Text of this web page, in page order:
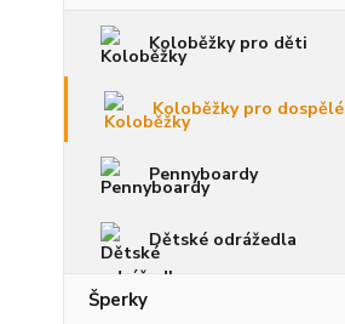
Koloběžky pro děti
Koloběžky pro dospělé
Pennyboardy
Dětské odrážedla
Šperky